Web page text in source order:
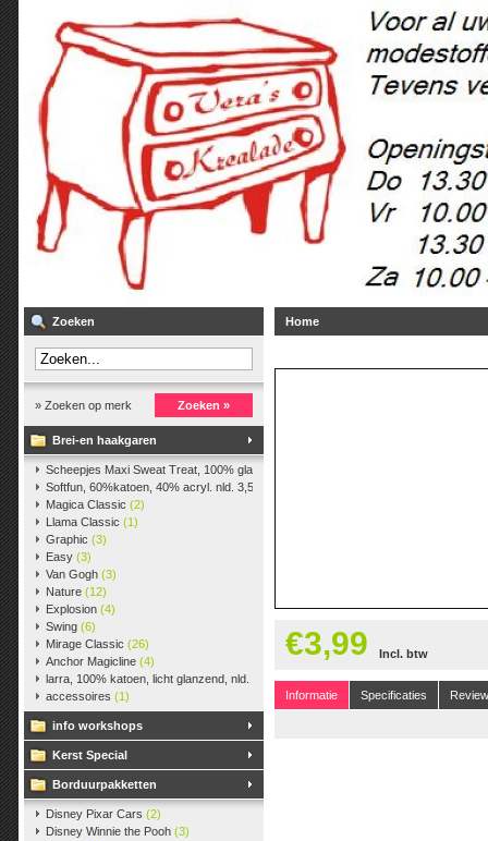
Zoeken
» Zoeken op merk Zoeken »
Brei-en haakgaren
Scheepjes Maxi Sweat Treat, 100% glanskatoen,25 gr.
Softfun, 60%katoen, 40% acryl. nld. 3,5-4. ca. 140m, 50 gr.
Magica Classic (2)
Llama Classic (1)
Graphic (3)
Easy (3)
Van Gogh (3)
Nature (12)
Explosion (4)
Swing (6)
Mirage Classic (26)
Anchor Magicline (4)
larra, 100% katoen, licht glanzend, nld. 2,5-3, ca. 125m, 50 gr.(38)
accessoires (1)
info workshops
Kerst Special
Borduurpakketten
Disney Pixar Cars (2)
Disney Winnie the Pooh (3)
Home
€3,99 Incl. btw
Informatie Specificaties